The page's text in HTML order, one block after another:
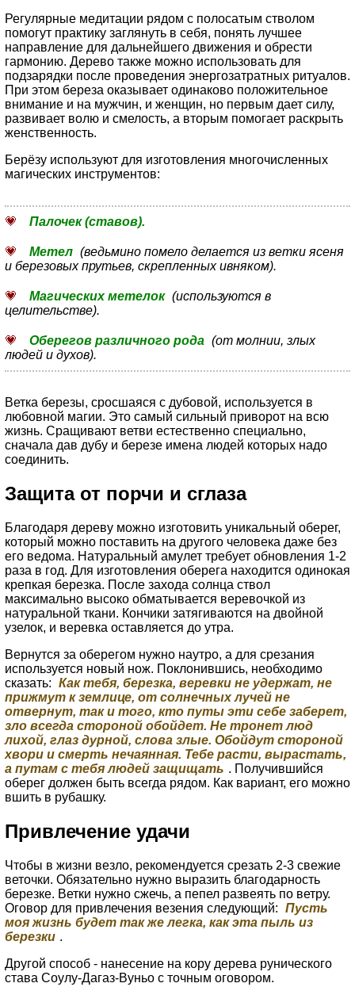
Регулярные медитации рядом с полосатым стволом
помогут практику заглянуть в себя, понять лучшее
направление для дальнейшего движения и обрести
гармонию. Дерево также можно использовать для
подзарядки после проведения энергозатратных ритуалов.
При этом береза оказывает одинаково положительное
внимание и на мужчин, и женщин, но первым дает силу,
развивает волю и смелость, а вторым помогает раскрыть
женственность.
Берёзу используют для изготовления многочисленных
магических инструментов:
Палочек (ставов).
Метел (ведьмино помело делается из ветки ясеня
и березовых прутьев, скрепленных ивняком).
Магических метелок (используются в
целительстве).
Оберегов различного рода (от молнии, злых
людей и духов).
Ветка березы, сросшаяся с дубовой, используется в
любовной магии. Это самый сильный приворот на всю
жизнь. Сращивают ветви естественно специально,
сначала дав дубу и березе имена людей которых надо
соединить.
Защита от порчи и сглаза
Благодаря дереву можно изготовить уникальный оберег,
который можно поставить на другого человека даже без
его ведома. Натуральный амулет требует обновления 1-2
раза в год. Для изготовления оберега находится одинокая
крепкая березка. После захода солнца ствол
максимально высоко обматывается веревочкой из
натуральной ткани. Кончики затягиваются на двойной
узелок, и веревка оставляется до утра.
Вернутся за оберегом нужно наутро, а для срезания
используется новый нож. Поклонившись, необходимо
сказать: Как тебя, березка, веревки не удержат, не
прижмут к землице, от солнечных лучей не
отвернут, так и того, кто путы эти себе заберет,
зло всегда стороной обойдет. Не тронет люд
лихой, глаз дурной, слова злые. Обойдут стороной
хвори и смерть нечаянная. Тебе расти, вырастать,
а путам с тебя людей защищать . Получившийся
оберег должен быть всегда рядом. Как вариант, его можно
вшить в рубашку.
Привлечение удачи
Чтобы в жизни везло, рекомендуется срезать 2-3 свежие
веточки. Обязательно нужно выразить благодарность
березке. Ветки нужно сжечь, а пепел развеять по ветру.
Оговор для привлечения везения следующий: Пусть
моя жизнь будет так же легка, как эта пыль из
березки .
Другой способ - нанесение на кору дерева рунического
става Соулу-Дагаз-Вуньо с точным оговором.